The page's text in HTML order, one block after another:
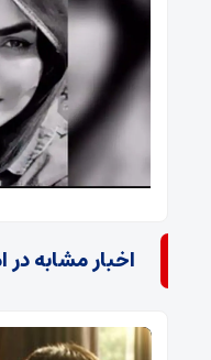
اخبار مشابه در